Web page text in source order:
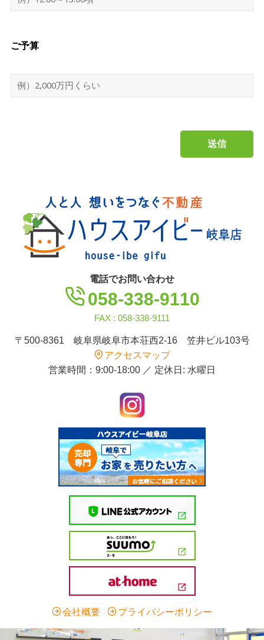
ご予算
電話でお問い合わせ
058-338-9110
FAX : 058-338-9111
〒500-8361 岐阜県岐阜市本荘西2-16 笠井ビル103号
アクセスマップ
営業時間：9:00-18:00 ／ 定休日: 水曜日
会社概要 プライバシーポリシー